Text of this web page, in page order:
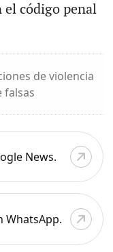
el código penal
de violencia
falsas
News.
WhatsApp.